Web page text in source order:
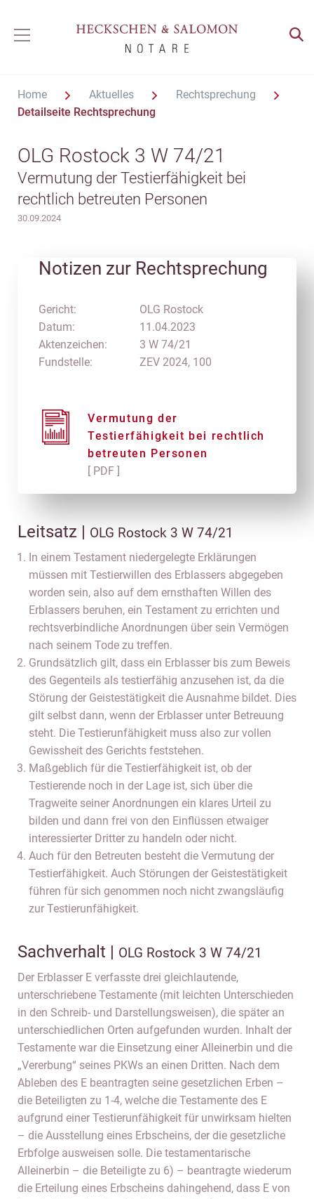
Home Aktuelles
Rechtsprechung
Detailseite Rechtsprechung
OLG Rostock 3 W 74/21
Vermutung der Testierfähigkeit bei
rechtlich betreuten Personen
30.09.2024
Notizen zur Rechtsprechung
Gericht:
Datum:
Aktenzeichen:
Fundstelle:
OLG Rostock
11.04.2023
3 W 74/21
ZEV 2024, 100
Vermutung der
Testierfähigkeit bei rechtlich
betreuten Personen
[ PDF ]
Leitsatz | OLG Rostock 3 W 74/21
In einem Testament niedergelegte Erklärungen
müssen mit Testierwillen des Erblassers abgegeben
worden sein, also auf dem ernsthaften Willen des
Erblassers beruhen, ein Testament zu errichten und
rechtsverbindliche Anordnungen über sein Vermögen
nach seinem Tode zu treffen.
Grundsätzlich gilt, dass ein Erblasser bis zum Beweis
des Gegenteils als testierfähig anzusehen ist, da die
Störung der Geistestätigkeit die Ausnahme bildet. Dies
gilt selbst dann, wenn der Erblasser unter Betreuung
steht. Die Testierunfähigkeit muss also zur vollen
Gewissheit des Gerichts feststehen.
Maßgeblich für die Testierfähigkeit ist, ob der
Testierende noch in der Lage ist, sich über die
Tragweite seiner Anordnungen ein klares Urteil zu
bilden und dann frei von den Einflüssen etwaiger
interessierter Dritter zu handeln oder nicht.
Auch für den Betreuten besteht die Vermutung der
Testierfähigkeit. Auch Störungen der Geistestätigkeit
führen für sich genommen noch nicht zwangsläufig
zur Testierunfähigkeit.
Sachverhalt | OLG Rostock 3 W 74/21
Der Erblasser E verfasste drei gleichlautende,
unterschriebene Testamente (mit leichten Unterschieden
in den Schreib- und Darstellungsweisen), die später an
unterschiedlichen Orten aufgefunden wurden. Inhalt der
Testamente war die Einsetzung einer Alleinerbin und die
„Vererbung“ seines PKWs an einen Dritten. Nach dem
Ableben des E beantragten seine gesetzlichen Erben –
die Beteiligten zu 1-4, welche die Testamente des E
aufgrund einer Testierunfähigkeit für unwirksam hielten
– die Ausstellung eines Erbscheins, der die gesetzliche
Erbfolge ausweisen solle. Die testamentarische
Alleinerbin – die Beteiligte zu 6) – beantragte wiederum
die Erteilung eines Erbscheins dahingehend, dass E von